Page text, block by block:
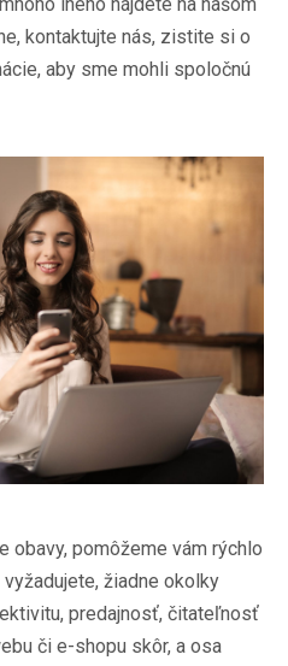
kontaktujte nás, zistite si o
aby sme mohli spoločnú
obavy, pomôžeme vám rýchlo
žiadne okolky
predajnosť, čitateľnosť
či e-shopu skôr, a osa